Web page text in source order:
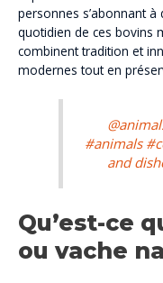
personnes s’abonnant à
quotidien de ces bovins
combinent tradition et
modernes tout en
#animals
and
Qu’est-ce
ou vache